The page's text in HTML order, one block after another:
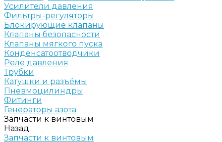
Усилители давления
Фильтры-регуляторы
Блокирующие клапаны
Клапаны безопасности
Клапаны мягкого пуска
Конденсатоотводчики
Реле давления
Трубки
Катушки и разъёмы
Пневмоцилиндры
Фитинги
Генераторы азота
Запчасти к винтовым
Назад
Запчасти к винтовым